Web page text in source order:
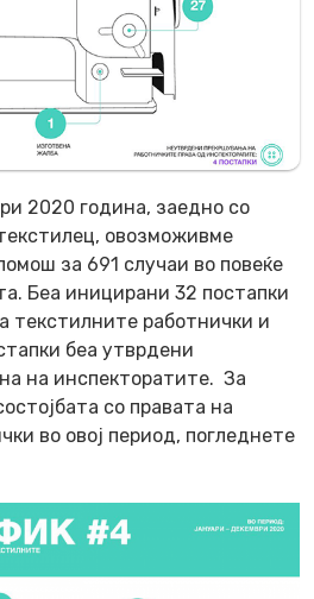
2020 година, заедно со
овозможивме
за 691 случаи во повеќе
Беа иницирани 32 постапки
текстилните работнички и
беа утврдени
на инспекторатите. За
со правата на
во овој период, погледнете